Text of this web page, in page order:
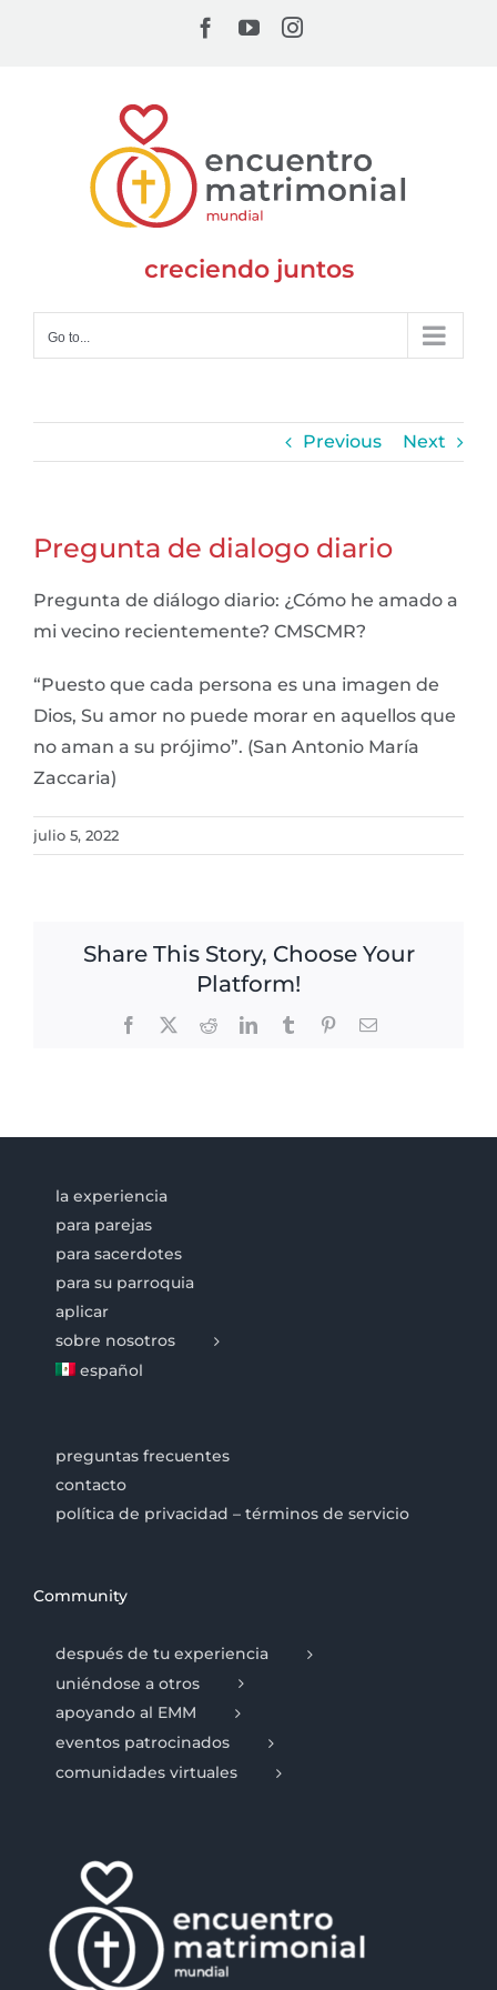
Facebook
YouTubeInstagram
creciendo juntos
Go to...
Previous Next
Pregunta de dialogo diario
Pregunta de diálogo diario: ¿Cómo he amado a
mi vecino recientemente? CMSCMR?
“Puesto que cada persona es una imagen de
Dios, Su amor no puede morar en aquellos que
no aman a su prójimo”. (San Antonio María
Zaccaria)
julio 5, 2022
Share This Story, Choose Your
Platform!
Facebook RedditLinkedInTumblr PinterestEmail
la experiencia
para parejas
para sacerdotes
para su parroquia
aplicar
sobre nosotros
español
preguntas frecuentes
contacto
política de privacidad – términos de servicio
Community
después de tu experiencia
uniéndose a otros
apoyando al EMM
eventos patrocinados
comunidades virtuales